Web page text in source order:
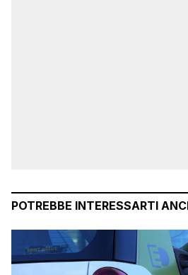
POTREBBE INTERESSARTI